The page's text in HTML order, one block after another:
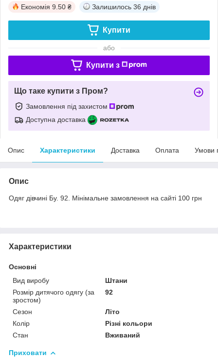
Економія 9.50 ₴ Залишилось 36 днів
Купити
або
Купити з
Що таке купити з Пром?
Замовлення під захистом
Доступна доставка
Опис Характеристики Доставка Оплата Умови
Опис
Одяг дівчині Бу. 92. Мінімальне замовлення на сайті 100 грн
Характеристики
Основні
Вид виробу
Штани
Розмір дитячого одягу (за
зростом)
92
Сезон
Літо
Колір
Різні кольори
Стан
Вживаний
Приховати